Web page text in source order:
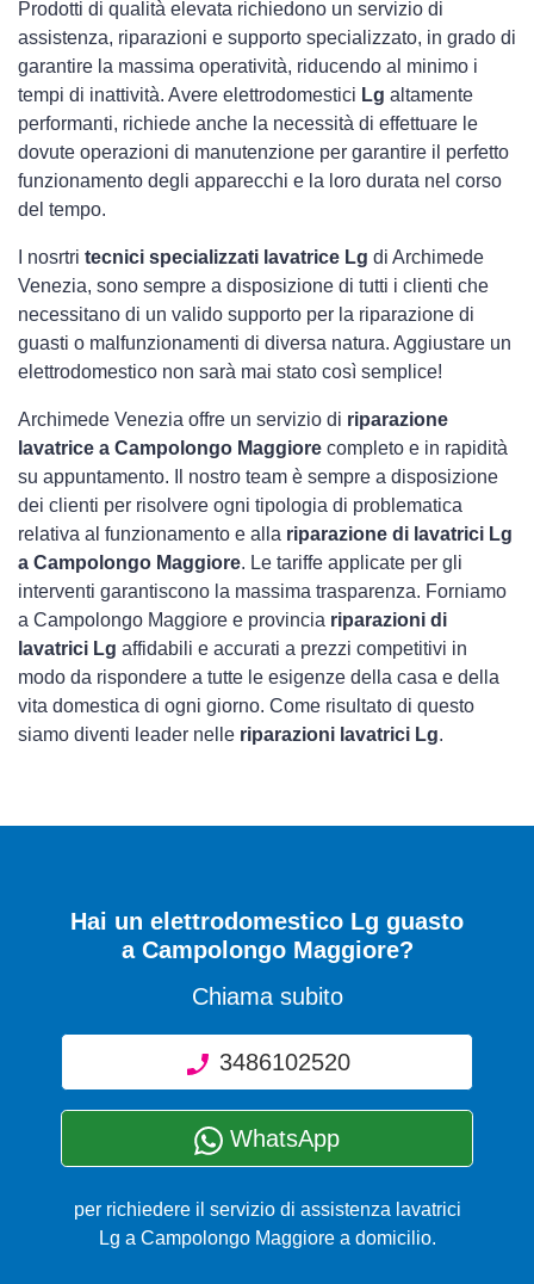
Prodotti di qualità elevata richiedono un servizio di
assistenza, riparazioni e supporto specializzato, in grado di
garantire la massima operatività, riducendo al minimo i
tempi di inattività. Avere elettrodomestici Lg altamente
performanti, richiede anche la necessità di effettuare le
dovute operazioni di manutenzione per garantire il perfetto
funzionamento degli apparecchi e la loro durata nel corso
del tempo.
I nosrtri tecnici specializzati lavatrice Lg di Archimede
Venezia, sono sempre a disposizione di tutti i clienti che
necessitano di un valido supporto per la riparazione di
guasti o malfunzionamenti di diversa natura. Aggiustare un
elettrodomestico non sarà mai stato così semplice!
Archimede Venezia offre un servizio di riparazione
lavatrice a Campolongo Maggiore completo e in rapidità
su appuntamento. Il nostro team è sempre a disposizione
dei clienti per risolvere ogni tipologia di problematica
relativa al funzionamento e alla riparazione di lavatrici Lg
a Campolongo Maggiore. Le tariffe applicate per gli
interventi garantiscono la massima trasparenza. Forniamo
a Campolongo Maggiore e provincia riparazioni di
lavatrici Lg affidabili e accurati a prezzi competitivi in
modo da rispondere a tutte le esigenze della casa e della
vita domestica di ogni giorno. Come risultato di questo
siamo diventi leader nelle riparazioni lavatrici Lg.
Hai un elettrodomestico Lg guasto
a Campolongo Maggiore?
Chiama subito
3486102520
WhatsApp
per richiedere il servizio di assistenza lavatrici
Lg a Campolongo Maggiore a domicilio.